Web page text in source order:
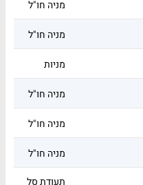
מניה חו"ל
מניה חו"ל
מניות
מניה חו"ל
מניה חו"ל
מניה חו"ל
תעודת סל